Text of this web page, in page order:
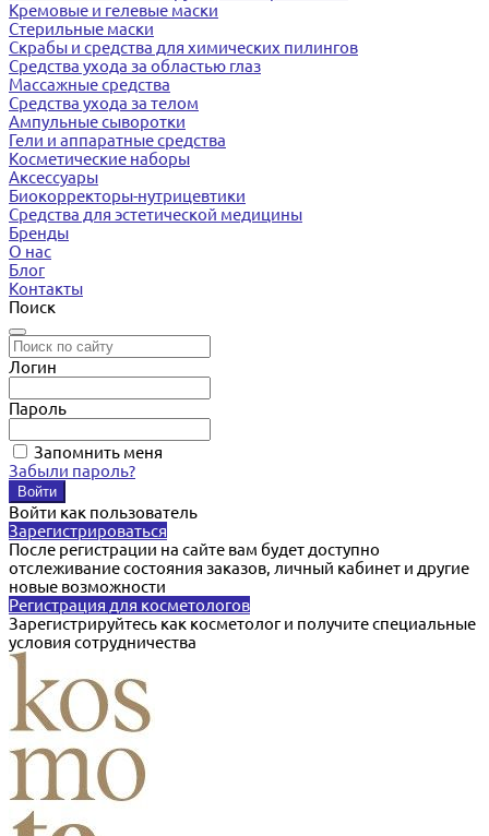
Кремовые и гелевые маски
Стерильные маски
Скрабы и средства для химических пилингов
Средства ухода за областью глаз
Массажные средства
Средства ухода за телом
Ампульные сыворотки
Гели и аппаратные средства
Косметические наборы
Аксессуары
Биокорректоры-нутрицевтики
Средства для эстетической медицины
Бренды
О нас
Блог
Контакты
Поиск
Логин
Пароль
Запомнить меня
Забыли пароль?
Войти как пользователь
Зарегистрироваться
После регистрации на сайте вам будет доступно
отслеживание состояния заказов, личный кабинет и другие
новые возможности
Регистрация для косметологов
Зарегистрируйтесь как косметолог и получите специальные
условия сотрудничества